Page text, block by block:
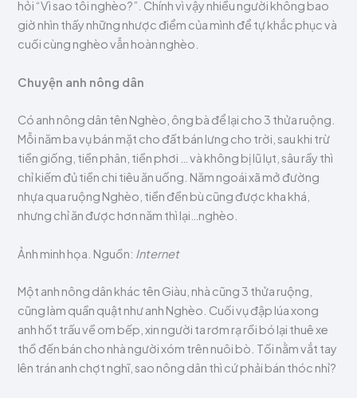
hỏi “Vì sao tôi nghèo?”. Chính vì vậy nhiều người không bao
giờ nhìn thấy những nhược điểm của mình để tự khắc phục và
cuối cùng nghèo vẫn hoàn nghèo.
Chuyện anh nông dân
Có anh nông dân tên Nghèo, ông bà để lại cho 3 thửa ruộng.
Mỗi năm ba vụ bán mặt cho đất bán lưng cho trời, sau khi trừ
tiền giống, tiền phân, tiền phơi … và không bị lũ lụt, sâu rầy thì
chỉ kiếm đủ tiền chi tiêu ăn uống. Năm ngoái xã mở đường
nhựa qua ruộng Nghèo, tiền đền bù cũng được kha khá,
nhưng chỉ ăn được hơn năm thì lại…nghèo.
Ảnh minh họa. Nguồn: Internet
Một anh nông dân khác tên Giàu, nhà cũng 3 thửa ruộng,
cũng làm quần quật như anh Nghèo. Cuối vụ đập lúa xong
anh hốt trấu về om bếp, xin người ta rơm rạ rồi bó lại thuê xe
thồ đến bán cho nhà người xóm trên nuôi bò. Tối nằm vắt tay
lên trán anh chợt nghĩ, sao nông dân thì cứ phải bán thóc nhỉ?